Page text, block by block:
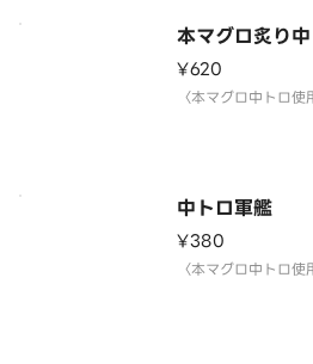
本マグロ炙り
¥620
〈本マグロ中トロ使
中トロ軍艦
¥380
〈本マグロ中トロ使